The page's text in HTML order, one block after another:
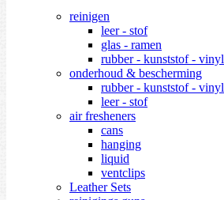
reinigen
leer - stof
glas - ramen
rubber - kunststof - vinyl
onderhoud & bescherming
rubber - kunststof - vinyl
leer - stof
air fresheners
cans
hanging
liquid
ventclips
Leather Sets